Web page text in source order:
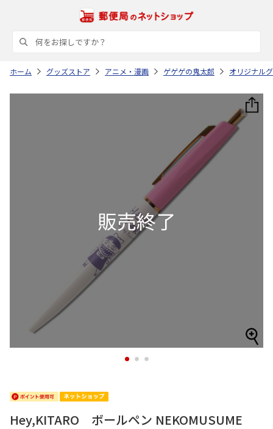
ホーム グッズストア アニメ・漫画 ゲゲゲの鬼太郎 オリジナル
1 2 3
Hey,KITARO ボールペン NEKOMUSUME